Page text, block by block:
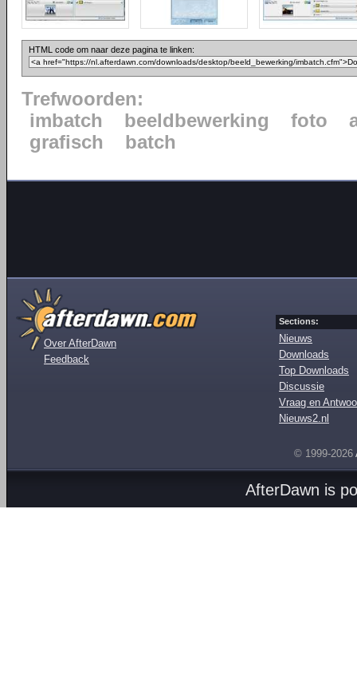
HTML code om naar deze pagina te linken:
Trefwoorden:
imbatch
beeldbewerking foto
grafisch
batch
Over AfterDawn
Feedback
Sections:
Nieuws
Downloads
Top Downloads
Discussie
Vraag en
Nieuws2.nl
© 1999-2026
AfterDawn is